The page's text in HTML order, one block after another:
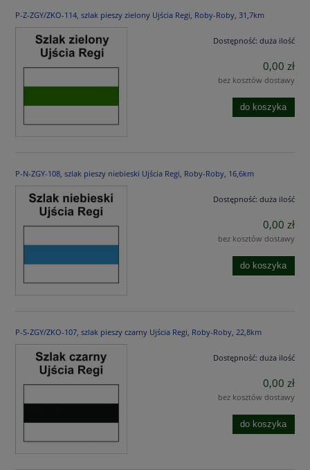
P-Z-ZGY/ZKO-114, szlak pieszy zielony Ujścia Regi, Roby-Roby, 31,7km
Dostępność: duża ilość
0,00 zł
bez kosztów dostawy
do koszyka
P-N-ZGY-108, szlak pieszy niebieski Ujścia Regi, Roby-Roby, 16,6km
Dostępność: duża ilość
0,00 zł
bez kosztów dostawy
do koszyka
P-S-ZGY/ZKO-107, szlak pieszy czarny Ujścia Regi, Roby-Roby, 22,8km
Dostępność: duża ilość
0,00 zł
bez kosztów dostawy
do koszyka